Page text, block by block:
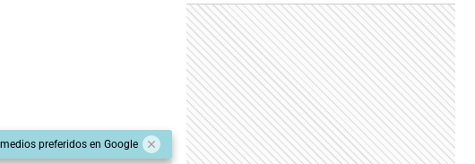
preferidos en Google